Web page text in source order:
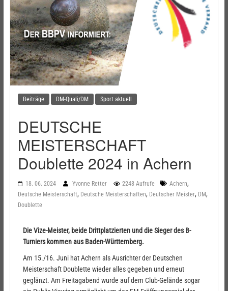
Beiträge DM-Quali/DM Sport aktuell
DEUTSCHE
MEISTERSCHAFT
Doublette 2024 in Achern
18. 06. 2024 Yvonne Retter 2248 Aufrufe Achern,
Deutsche Meisterschaft, Deutsche Meisterschaften, Deutscher Meister, DM,
Doublette
Die Vize-Meister, beide Drittplatzierten und die Sieger des B-
Turniers kommen aus Baden-Württemberg.
Am 15./16. Juni hat Achern als Ausrichter der Deutschen
Meisterschaft Doublette wieder alles gegeben und erneut
geglänzt. Am Freitagabend wurde auf dem Club-Gelände sogar